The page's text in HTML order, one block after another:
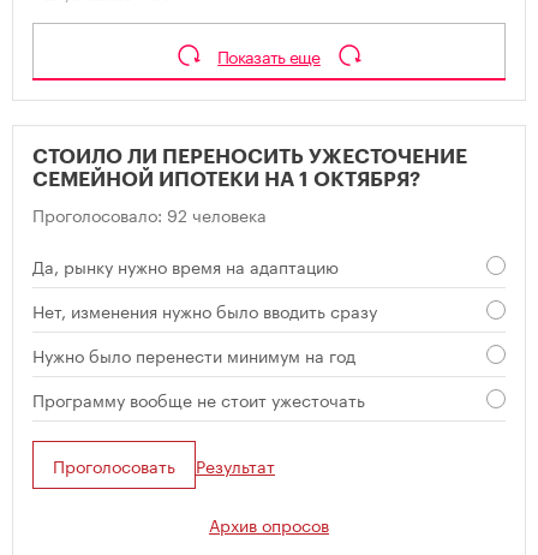
Показать еще
СТОИЛО ЛИ ПЕРЕНОСИТЬ УЖЕСТОЧЕНИЕ
СЕМЕЙНОЙ ИПОТЕКИ НА 1 ОКТЯБРЯ?
Проголосовало: 92 человека
Да, рынку нужно время на адаптацию
Нет, изменения нужно было вводить сразу
Нужно было перенести минимум на год
Программу вообще не стоит ужесточать
Проголосовать Результат
Архив опросов